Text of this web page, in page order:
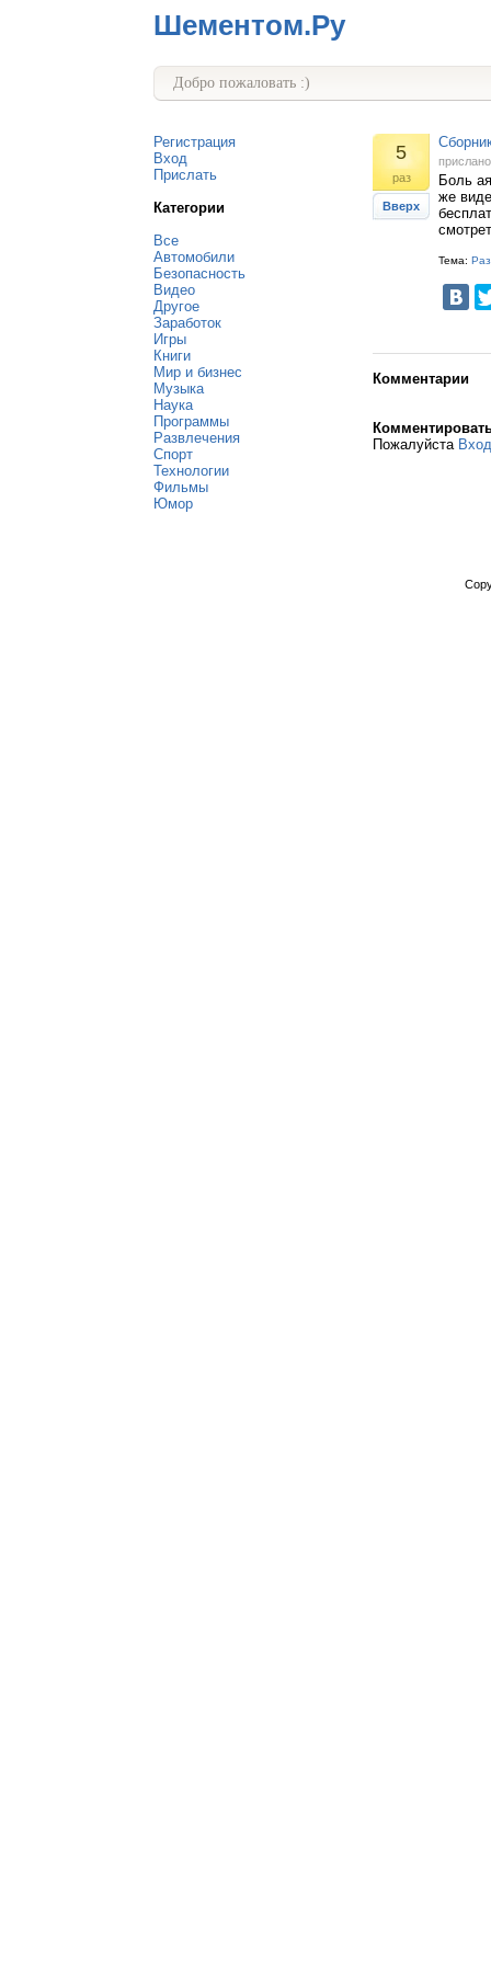
Шементом.Ру
Добро пожаловать :)
Регистрация
Вход
Прислать
Категории
Все
Автомобили
Безопасность
Видео
Другое
Заработок
Игры
Книги
Мир и бизнес
Музыка
Наука
Программы
Развлечения
Спорт
Технологии
Фильмы
Юмор
5
раз
Вверх
Боль
же
Тема:
Комментарии
Пожалуйста Вход